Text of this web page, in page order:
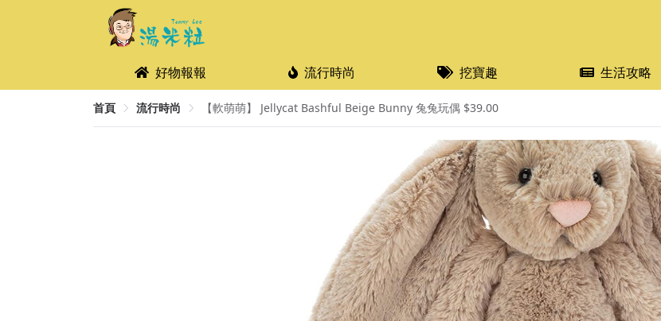
好物報報 流行時尚 挖寶趣 生活攻略
首頁 流行時尚 【軟萌萌】 Jellycat Bashful Beige Bunny 兔兔玩偶 $39.00